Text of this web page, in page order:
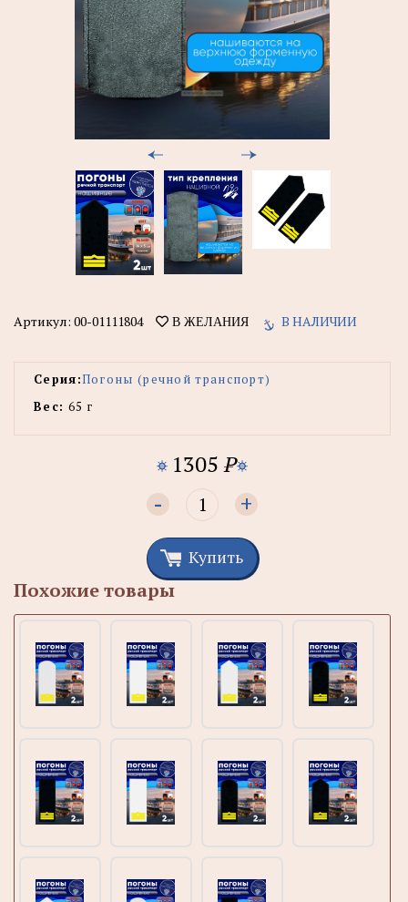
Артикул: 00-01111804 В ЖЕЛАНИЯ В НАЛИЧИИ
Серия:Погоны (речной транспорт)
Вес: 65 г
1305 P
- +
Купить
Похожие товары